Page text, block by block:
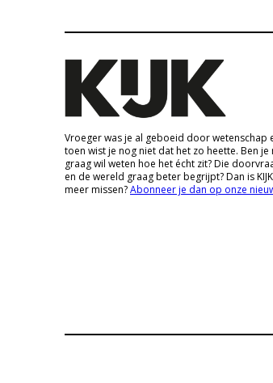
Vroeger was je al geboeid door wetenschap
toen wist je nog niet dat het zo heette. Ben
graag wil weten hoe het écht zit? Die
en de wereld graag beter begrijpt? Dan is
meer missen?Abonneer je dan op onze